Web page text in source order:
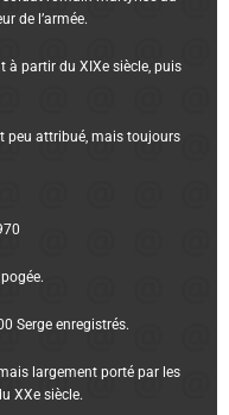
de l’armée.
à partir du XIXe siècle, puis
peu attribué, mais toujours
Serge enregistrés.
largement porté par les
XXe siècle.